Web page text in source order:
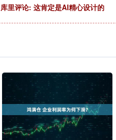
里评论: 这肯定是AI精心设计的